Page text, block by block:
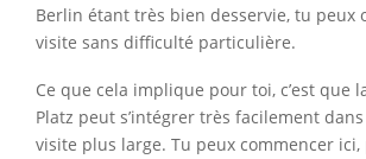
Berlin étant très bien desservie, tu peux
visite sans difficulté particulière.
Ce que cela implique pour toi, c’est que
Platz peut s’intégrer très facilement
visite plus large. Tu peux commencer